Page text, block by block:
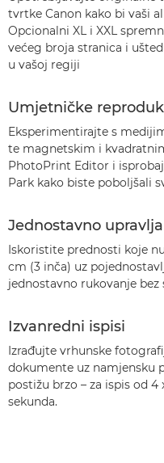
tvrtke Canon kako bi vaši
Opcionalni XL i XXL
većeg broja stranica i
u vašoj regiji
Umjetničke
Eksperimentirajte s
te magnetskim i
PhotoPrint Editor i
Park kako biste poboljšali
Jednostavno
Iskoristite prednosti koje
cm (3 inča) uz
jednostavno rukovanje bez
Izvanredni ispisi
Izrađujte vrhunske
dokumente uz namjensku
postižu brzo – za ispis od 4
sekunda.